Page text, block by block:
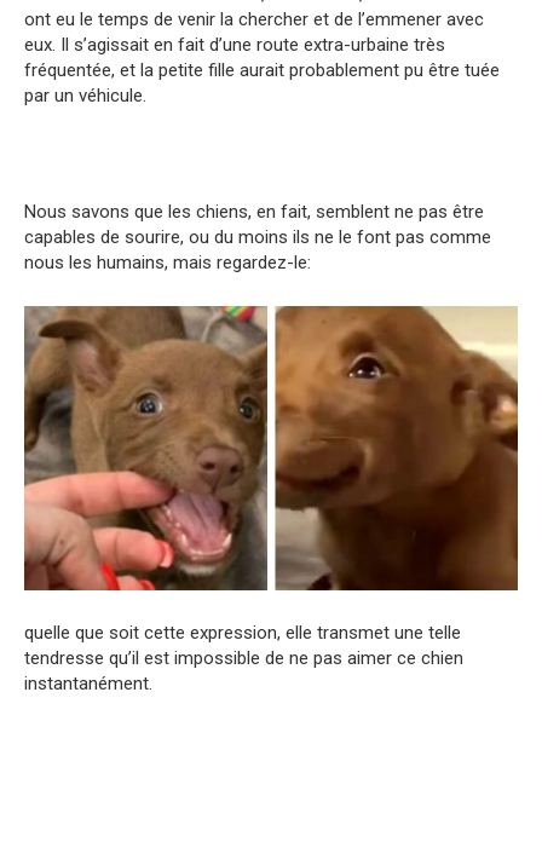
ont eu le temps de venir la chercher et de l’emmener avec
eux. Il s’agissait en fait d’une route extra-urbaine très
fréquentée, et la petite fille aurait probablement pu être tuée
par un véhicule.
Nous savons que les chiens, en fait, semblent ne pas être
capables de sourire, ou du moins ils ne le font pas comme
nous les humains, mais regardez-le:
quelle que soit cette expression, elle transmet une telle
tendresse qu’il est impossible de ne pas aimer ce chien
instantanément.